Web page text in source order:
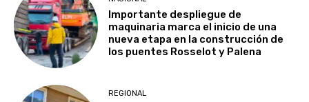
Importante despliegue de
maquinaria marca el inicio de una
nueva etapa en la construcción de
los puentes Rosselot y Palena
REGIONAL